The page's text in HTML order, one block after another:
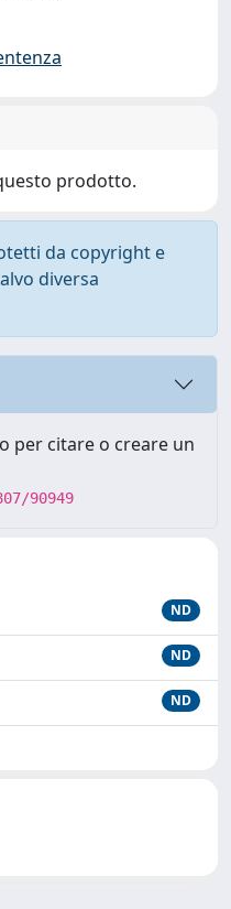
prodotto.
da copyright e
diversa
per citare o creare un
90949
ND
ND
ND